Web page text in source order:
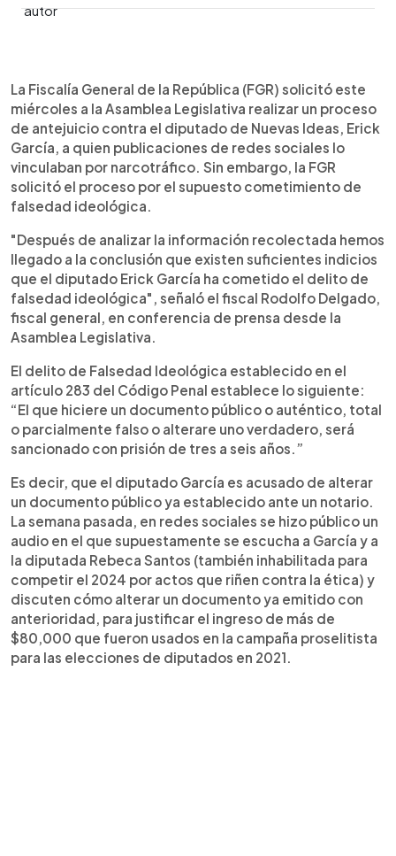
► Escuchar artículo
La Fiscalía General de la República (FGR) solicitó este
miércoles a la Asamblea Legislativa realizar un proceso
de antejuicio contra el diputado de Nuevas Ideas, Erick
García, a quien publicaciones de redes sociales lo
vinculaban por narcotráfico. Sin embargo, la FGR
solicitó el proceso por el supuesto cometimiento de
falsedad ideológica.
"Después de analizar la información recolectada hemos
llegado a la conclusión que existen suficientes indicios
que el diputado Erick García ha cometido el delito de
falsedad ideológica", señaló el fiscal Rodolfo Delgado,
fiscal general, en conferencia de prensa desde la
Asamblea Legislativa.
El delito de Falsedad Ideológica establecido en el
artículo 283 del Código Penal establece lo siguiente:
“El que hiciere un documento público o auténtico, total
o parcialmente falso o alterare uno verdadero, será
sancionado con prisión de tres a seis años.”
Es decir, que el diputado García es acusado de alterar
un documento público ya establecido ante un notario.
La semana pasada, en redes sociales se hizo público un
audio en el que supuestamente se escucha a García y a
la diputada Rebeca Santos (también inhabilitada para
competir el 2024 por actos que riñen contra la ética) y
discuten cómo alterar un documento ya emitido con
anterioridad, para justificar el ingreso de más de
$80,000 que fueron usados en la campaña proselitista
para las elecciones de diputados en 2021.